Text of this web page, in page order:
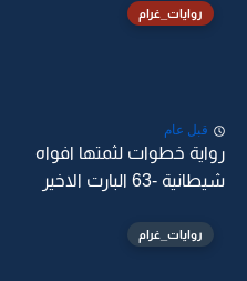
روايات_غرام
قبل عام
رواية خطوات لثمتها افواه
شيطانية -63 البارت الاخير
روايات_غرام